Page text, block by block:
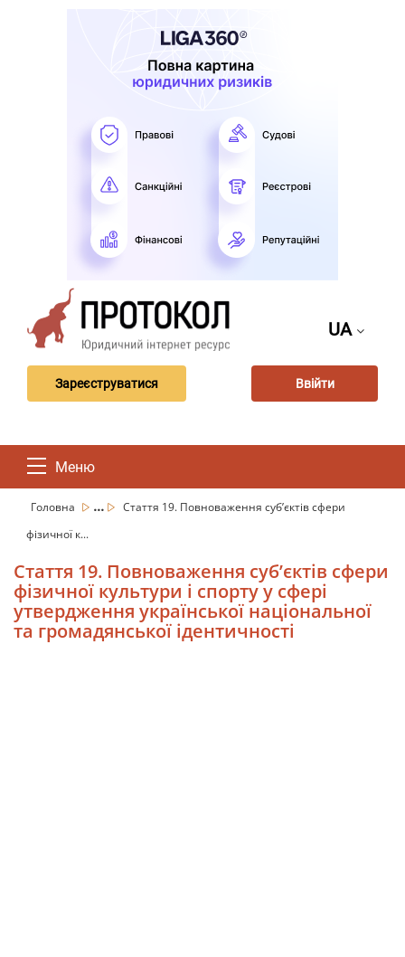
UA
Зареєструватися Ввійти
Меню
Головна ...
Стаття 19. Повноваження суб’єктів сфери
фізичної к...
Стаття 19. Повноваження суб’єктів сфери
фізичної культури і спорту у сфері
утвердження української національної
та громадянської ідентичності